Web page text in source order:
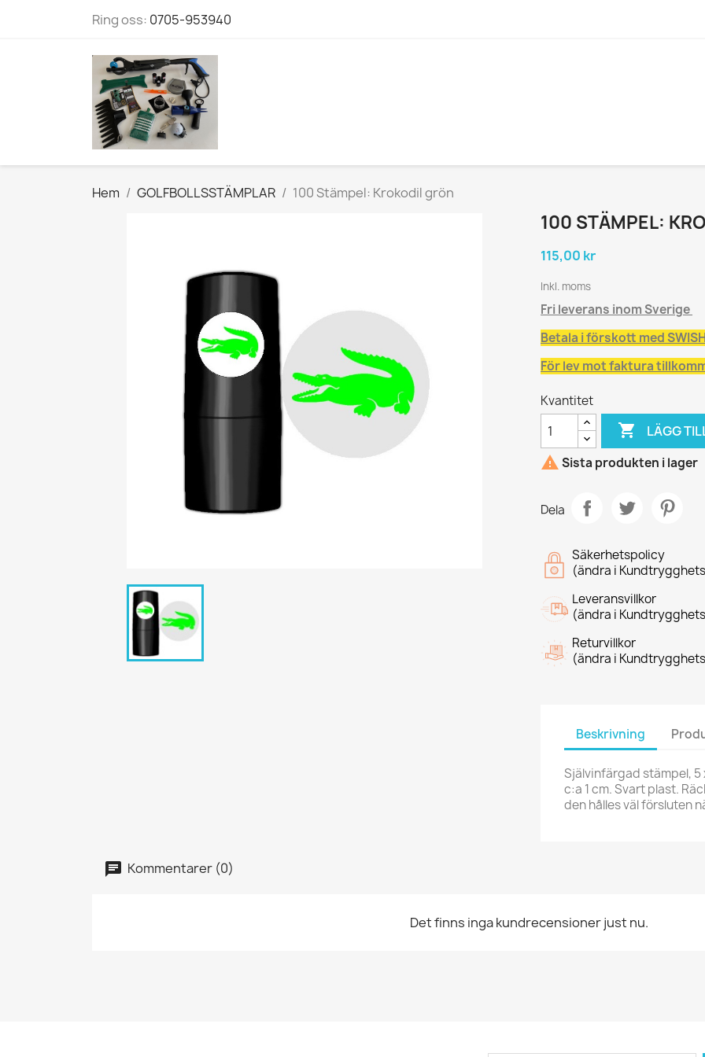
Ring oss: 0705-953940
Hem GOLFBOLLSSTÄMPLAR 100 Stämpel: Krokodil grön
100 STÄMPEL:
115,00 kr
Inkl. moms
Fri leverans inom Sverige
Betala i förskott med
För lev mot faktura
Kvantitet
 LÄGG
 Sista produkten i lager
Dela
Säkerhetspolicy
(ändra i
Leveransvillkor
(ändra i
Returvillkor
(ändra i
Beskrivning
Självinfärgad stämpel, 5
c:a 1 cm. Svart plast.
den hålles väl försluten
Kommentarer (0)
Det finns inga kundrecensioner just nu.